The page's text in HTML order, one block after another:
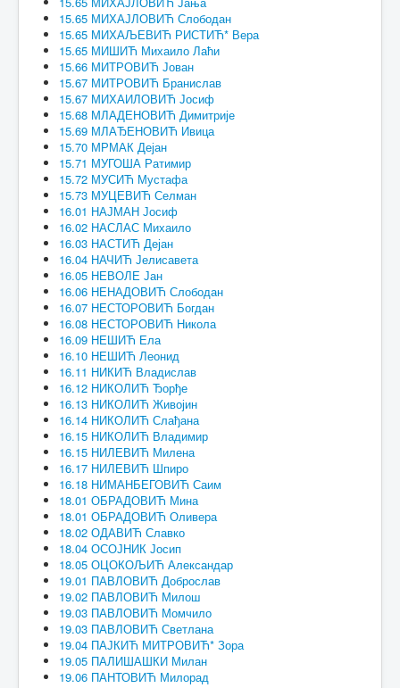
15.65 МИХАЈЛОВИЋ Слободан
15.65 МИХАЉЕВИЋ РИСТИЋ* Вера
15.65 МИШИЋ Михаило Лаћи
15.66 МИТРОВИЋ Јован
15.67 МИТРОВИЋ Бранислав
15.67 МИХАИЛОВИЋ Јосиф
15.68 МЛАДЕНОВИЋ Димитрије
15.69 МЛАЂЕНОВИЋ Ивица
15.70 МРМАК Дејан
15.71 МУГОША Ратимир
15.72 МУСИЋ Мустафа
15.73 МУЦЕВИЋ Селман
16.01 НАЈМАН Јосиф
16.02 НАСЛАС Михаило
16.03 НАСТИЋ Дејан
16.04 НАЧИЋ Јелисавета
16.05 НЕВОЛЕ Јан
16.06 НЕНАДОВИЋ Слободан
16.07 НЕСТОРОВИЋ Богдан
16.08 НЕСТОРОВИЋ Никола
16.09 НЕШИЋ Ела
16.10 НЕШИЋ Леонид
16.11 НИКИЋ Владислав
16.12 НИКОЛИЋ Ђорђе
16.13 НИКОЛИЋ Живојин
16.14 НИКОЛИЋ Слађана
16.15 НИКОЛИЋ Владимир
16.15 НИЛЕВИЋ Милена
16.17 НИЛЕВИЋ Шпиро
16.18 НИМАНБЕГОВИЋ Саим
18.01 ОБРАДОВИЋ Мина
18.01 ОБРАДОВИЋ Оливера
18.02 ОДАВИЋ Славко
18.04 ОСОЈНИК Јосип
18.05 ОЦОКОЉИЋ Александар
19.01 ПАВЛОВИЋ Доброслав
19.02 ПАВЛОВИЋ Милош
19.03 ПАВЛОВИЋ Момчило
19.03 ПАВЛОВИЋ Светлана
19.04 ПАЈКИЋ МИТРОВИЋ* Зора
19.05 ПАЛИШАШКИ Милан
19.06 ПАНТОВИЋ Милорад